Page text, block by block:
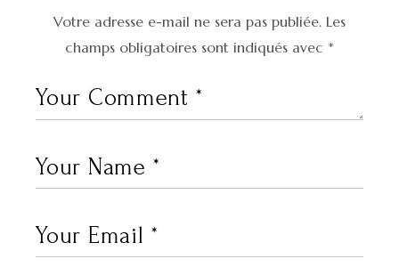
Votre adresse e-mail ne sera pas publiée. Les
champs obligatoires sont indiqués avec *